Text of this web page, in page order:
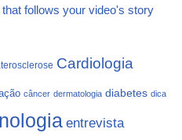
follows your video's story
Cardiologia
câncer dermatologia diabetes dica
entrevista